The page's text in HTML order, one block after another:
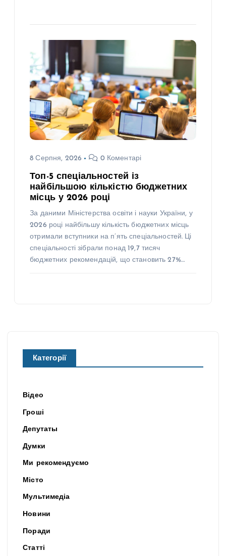
8 Серпня, 2026 0 Коментарі
Топ-5 спеціальностей із
найбільшою кількістю бюджетних
місць у 2026 році
За даними Міністерства освіти і науки України, у
2026 році найбільшу кількість бюджетних місць
отримали вступники на п’ять спеціальностей. Ці
спеціальності зібрали понад 19,7 тисяч
бюджетних рекомендацій, що становить 27%…
Категорії
Відео
Гроші
Депутаты
Думки
Ми рекомендуємо
Місто
Мультимедіа
Новини
Поради
Статті